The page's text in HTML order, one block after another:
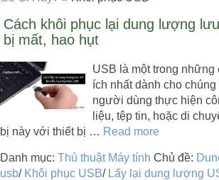
Cách khôi phục lại dung lượng
bị mất, hao hụt
USB là một trong
ích nhất dành cho
người dùng thực hiện
liệu, tệp tin, hoặc di
bị này với thiết bị … Read more
Danh mục: Thủ thuật Máy tính Chủ đề:
usb/ Khôi phục USB/ Lấy lại dung lượng